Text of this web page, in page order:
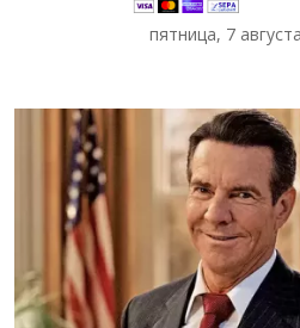
пятница, 7